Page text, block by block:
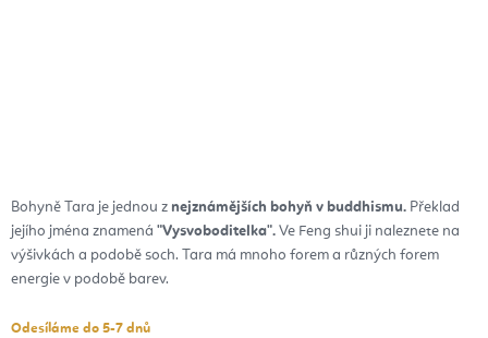
Bohyně Tara je jednou z nejznámějších bohyň v buddhismu. Překlad
jejího jména znamená "Vysvoboditelka". Ve Feng shui ji naleznete na
výšivkách a podobě soch. Tara má mnoho forem a různých forem
energie v podobě barev.
Odesíláme do 5-7 dnů